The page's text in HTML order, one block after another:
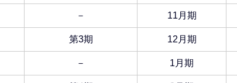
－ 11月期
第3期 12月期
－ 1月期